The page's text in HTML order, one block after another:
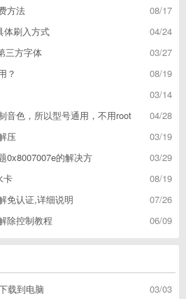
08/17
方法
04/24
体刷入方式
03/27
三方字体
08/19
？
03/14
04/28
音色，所以型号通用，不用root
03/19
压
03/29
0x8007007e的解决方
08/19
卡
07/26
免认证,详细说明
06/09
除控制教程
03/03
载到电脑